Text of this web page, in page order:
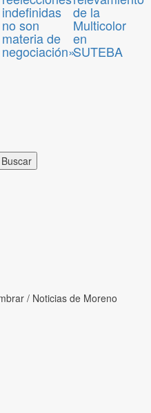
indefinidas
no son
materia de
negociación»
de la
Multicolor
en
SUTEBA
/ Noticias de Moreno